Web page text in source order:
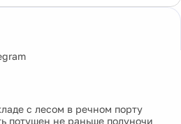
с лесом в речном порту
потушен не раньше полуночи